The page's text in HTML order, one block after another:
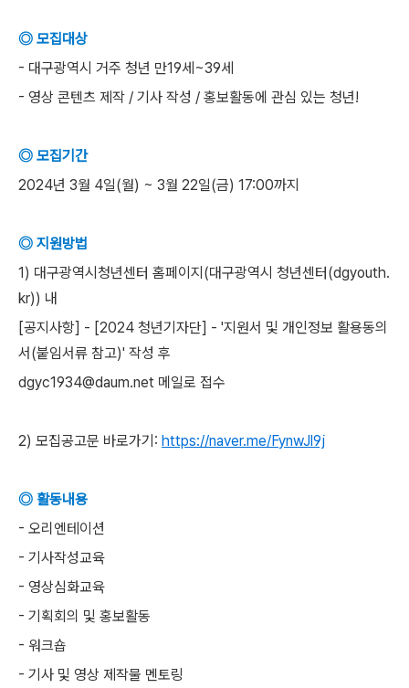
◎ 모집대상
- 대구광역시 거주 청년 만19세~39세
- 영상 콘텐츠 제작 / 기사 작성 / 홍보활동에 관심 있는 청년!
◎ 모집기간
2024년 3월 4일(월) ~ 3월 22일(금) 17:00까지
◎ 지원방법
1) 대구광역시청년센터 홈페이지(대구광역시 청년센터(dgyouth.
kr)) 내
[공지사항] - [2024 청년기자단] - '지원서 및 개인정보 활용동의
서(붙임서류 참고)' 작성 후
dgyc1934@daum.net 메일로 접수
2) 모집공고문 바로가기: https://naver.me/FynwJl9j
◎ 활동내용
- 오리엔테이션
- 기사작성교육
- 영상심화교육
- 기획회의 및 홍보활동
- 워크숍
- 기사 및 영상 제작물 멘토링